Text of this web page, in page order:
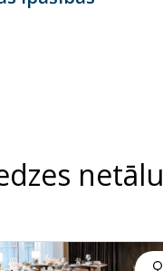
netālu